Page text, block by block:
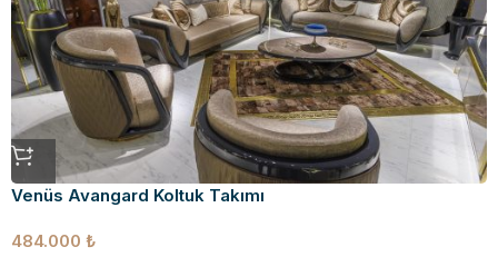
Venüs Avangard Koltuk Takımı
484.000 ₺